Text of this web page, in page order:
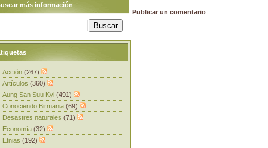
Publicar un comentario
más información
Acción (267)
Artículos (360)
Aung San Suu Kyi (491)
Conociendo Birmania (69)
Desastres naturales (71)
Economía (32)
Etnias (192)